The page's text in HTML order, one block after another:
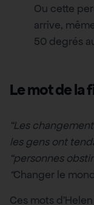
Ou cette
arrive,
50 degrés
Le mot de la
“Les
les gens ont
“personnes
“Changer le
Ces mots